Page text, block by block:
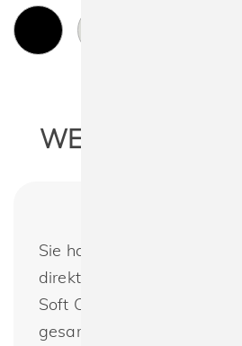
WEITERE
Sie haben noch Fragen
direkt bestellen? Bagbase
Soft Cross Body Bag : Wir
gesamte Programm von